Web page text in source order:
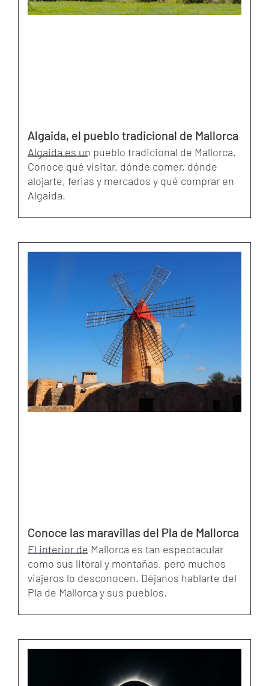
Algaida, el pueblo tradicional de Mallorca
Algaida es un pueblo tradicional de Mallorca.
Conoce qué visitar, dónde comer, dónde
alojarte, ferias y mercados y qué comprar en
Algaida.
Conoce las maravillas del Pla de Mallorca
El interior de Mallorca es tan espectacular
como sus litoral y montañas, pero muchos
viajeros lo desconocen. Déjanos hablarte del
Pla de Mallorca y sus pueblos.